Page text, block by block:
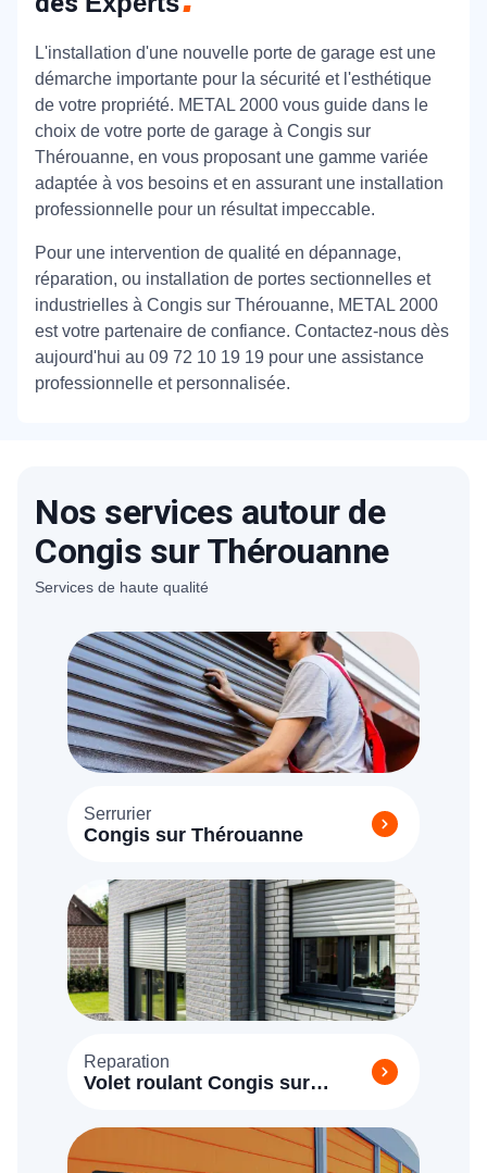
L'installation d'une nouvelle porte de garage est une
démarche importante pour la sécurité et l'esthétique
de votre propriété. METAL 2000 vous guide dans le
choix de votre porte de garage à Congis sur
Thérouanne, en vous proposant une gamme variée
adaptée à vos besoins et en assurant une installation
professionnelle pour un résultat impeccable.
Pour une intervention de qualité en dépannage,
réparation, ou installation de portes sectionnelles et
industrielles à Congis sur Thérouanne, METAL 2000
est votre partenaire de confiance. Contactez-nous dès
aujourd'hui au 09 72 10 19 19 pour une assistance
professionnelle et personnalisée.
Nos services autour de
Congis sur Thérouanne
Services de haute qualité
Serrurier
Congis sur Thérouanne
Reparation
Volet roulant Congis sur